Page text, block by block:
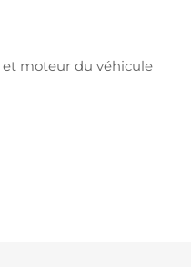
et moteur du véhicule